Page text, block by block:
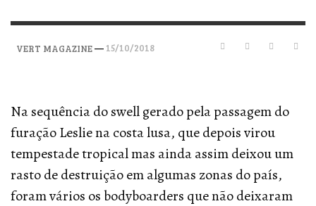
VERT MAGAZINE— 15/10/2018
Na sequência do swell gerado pela passagem do
furação Leslie na costa lusa, que depois virou
tempestade tropical mas ainda assim deixou um
rasto de destruição em algumas zonas do país,
foram vários os bodyboarders que não deixaram